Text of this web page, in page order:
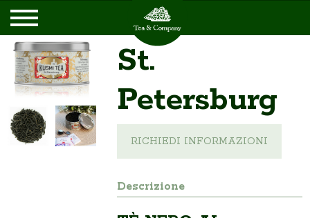
St.
Petersburg
RICHIEDI INFORMAZIONI
Descrizione